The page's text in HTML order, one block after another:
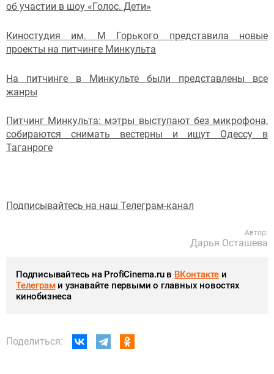
об участии в шоу «Голос. Дети»
Киностудия им. М Горького представила новые
проекты на питчинге Минкульта
На питчинге в Минкульте были представлены все
жанры
Питчинг Минкульта: мэтры выступают без микрофона,
собираются снимать вестерны и ищут Одессу в
Таганроге
Подписывайтесь на наш Телеграм-канал
Автор:
Дарья Осташева
Подписывайтесь на ProfiCinema.ru в ВКонтакте и
Телеграми узнавайте первыми о главных новостях
кинобизнеса
Поделиться: